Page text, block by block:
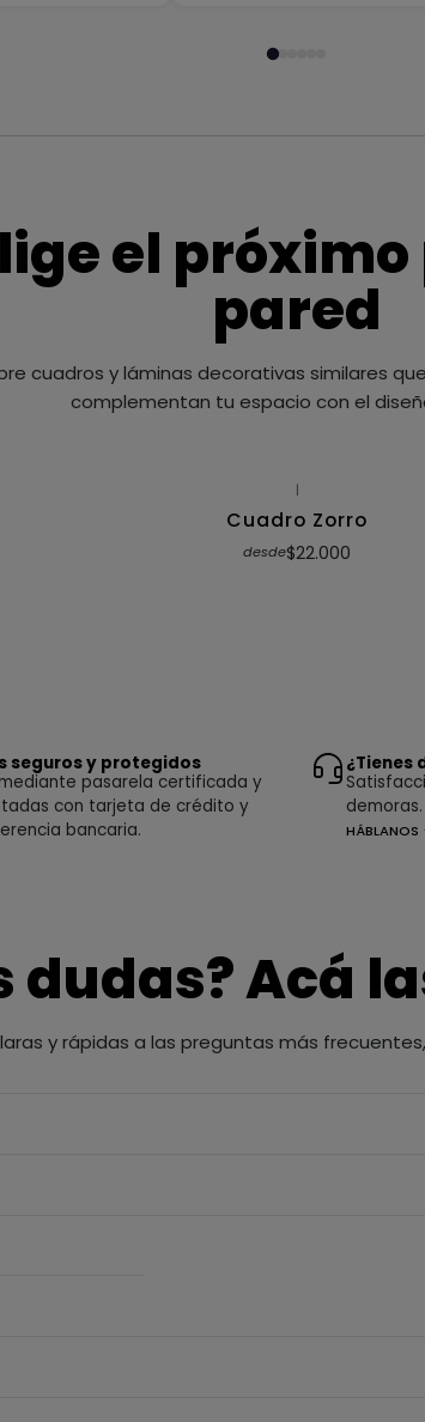
el
pared
cuadros y láminas decorativas similares
complementan tu espacio con el
|
Cuadro Zorro
desde$22.000
seguros y protegidos
pasarela certificada y
con tarjeta de crédito y
bancaria.
¿Tienes
demoras.
HÁBLANOS
dudas? Acá
y rápidas a las preguntas más